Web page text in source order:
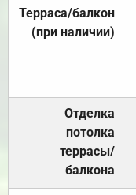
Терраса/балкон
(при наличии)
Отделка
потолка
террасы/
балкона